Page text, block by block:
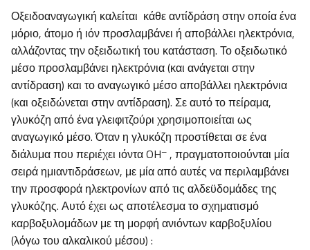
Οξειδοαναγωγική καλείται κάθε αντίδράση στην οποία ένα
μόριο, άτομο ή ιόν προσλαμβάνει ή αποβάλλει ηλεκτρόνια,
αλλάζοντας την οξειδωτική του κατάσταση. Το οξειδωτικό
μέσο προσλαμβάνει ηλεκτρόνια (και ανάγεται στην
αντίδραση) και το αναγωγικό μέσο αποβάλλει ηλεκτρόνια
(και οξειδώνεται στην αντίδραση). Σε αυτό το πείραμα,
γλυκόζη από ένα γλειφιτζούρι χρησιμοποιείται ως
αναγωγικό μέσο. Όταν η γλυκόζη προστίθεται σε ένα
διάλυμα που περιέχει ιόντα OH– , πραγματοποιούνται μία
σειρά ημιαντιδράσεων, με μία από αυτές να περιλαμβάνει
την προσφορά ηλεκτρονίων από τις αλδεϋδομάδες της
γλυκόζης. Αυτό έχει ως αποτέλεσμα το σχηματισμό
καρβοξυλομάδων με τη μορφή ανιόντων καρβοξυλίου
(λόγω του αλκαλικού μέσου) :